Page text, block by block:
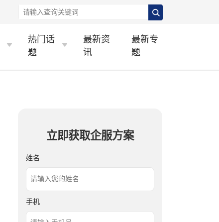
热门话
题
最新资
讯
最新专
题
立即获取企服方案
姓名
手机